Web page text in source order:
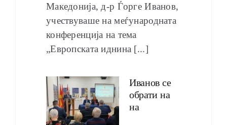
Македонија, д-р Ѓорге Иванов,
учествуваше на меѓународната
конференција на тема
„Европската иднина [...]
Иванов се
обрати на
на